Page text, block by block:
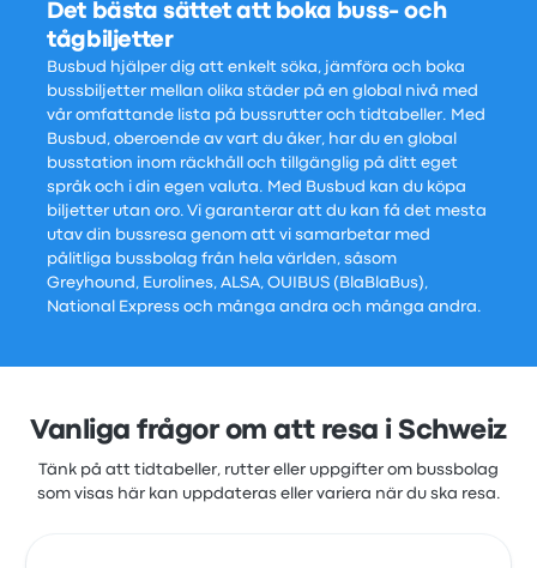
Det bästa sättet att boka buss- och
tågbiljetter
Busbud hjälper dig att enkelt söka, jämföra och boka
bussbiljetter mellan olika städer på en global nivå med
vår omfattande lista på bussrutter och tidtabeller. Med
Busbud, oberoende av vart du åker, har du en global
busstation inom räckhåll och tillgänglig på ditt eget
språk och i din egen valuta. Med Busbud kan du köpa
biljetter utan oro. Vi garanterar att du kan få det mesta
utav din bussresa genom att vi samarbetar med
pålitliga bussbolag från hela världen, såsom
Greyhound, Eurolines, ALSA, OUIBUS (BlaBlaBus),
National Express och många andra och många andra.
Vanliga frågor om att resa i Schweiz
Tänk på att tidtabeller, rutter eller uppgifter om bussbolag
som visas här kan uppdateras eller variera när du ska resa.